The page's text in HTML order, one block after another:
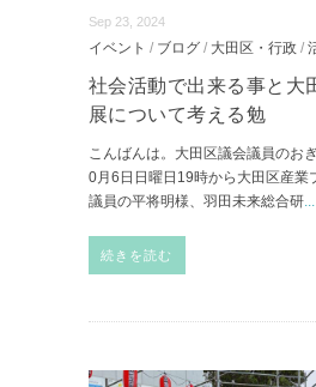
Sep 23, 2024
イベント / ブログ / 大田区・行政 /
社会活動で出来る事と大
展について考える勉
こんばんは。大田区議会議員のお
0月6日日曜日19時から大田区産業
議員の平将明様、羽田未来総合研
続きを読む